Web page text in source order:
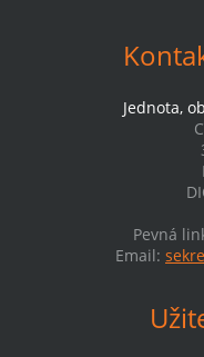
Jednota,
Pevná
Email: